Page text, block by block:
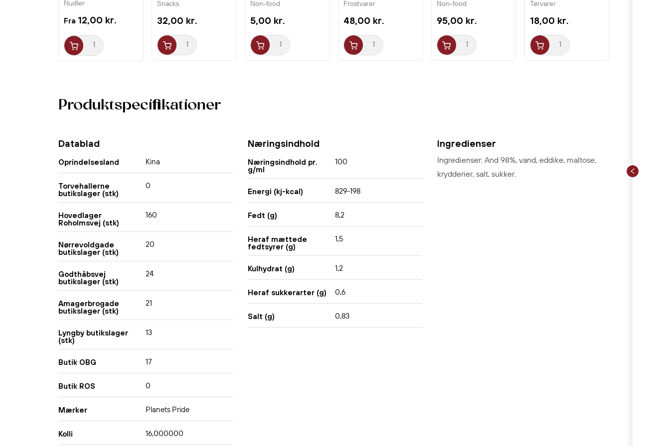
Ideel til pandekager, bao buns og wokretter
Bestil nu og oplev den autentiske smag af
Peking-and i dit eget køkken!
Produktspecifikationer
Datablad
Oprindelsesland Kina
Torvehallerne
butikslager (stk)
0
Hovedlager
Roholmsvej (stk)
160
Nørrevoldgade
butikslager (stk)
20
Godthåbsvej
butikslager (stk)
24
Amagerbrogade
butikslager (stk)
21
Lyngby butikslager
(stk)
13
Butik OBG 17
Butik ROS 0
Mærker Planets Pride
Kolli 16,000000
Næringsindhold
Næringsindhold pr.
g/ml
100
Energi (kj-kcal) 829-198
Fedt (g) 8,2
Heraf mættede
fedtsyrer (g)
1,5
Kulhydrat (g) 1,2
Heraf sukkerarter (g) 0,6
Salt (g) 0,83
Ingredienser
Ingredienser: And 98%, vand, eddike, maltose,
krydderier, salt, sukker.
Nudler
Fra 12,00 kr.
Dessert
Snacks
32,00 kr.
Non-food
5,00 kr.
Frostvarer
48,00 kr.
Non-food
95,00 kr.
Tørvarer
18,00 kr.